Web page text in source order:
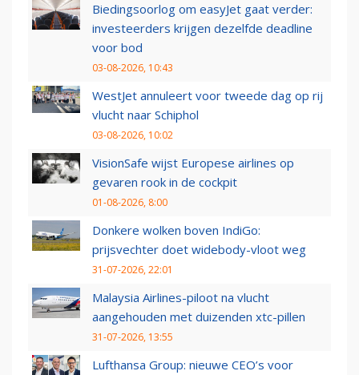
Biedingsoorlog om easyJet gaat verder:
investeerders krijgen dezelfde deadline
voor bod
03-08-2026, 10:43
WestJet annuleert voor tweede dag op rij
vlucht naar Schiphol
03-08-2026, 10:02
VisionSafe wijst Europese airlines op
gevaren rook in de cockpit
01-08-2026, 8:00
Donkere wolken boven IndiGo:
prijsvechter doet widebody-vloot weg
31-07-2026, 22:01
Malaysia Airlines-piloot na vlucht
aangehouden met duizenden xtc-pillen
31-07-2026, 13:55
Lufthansa Group: nieuwe CEO’s voor